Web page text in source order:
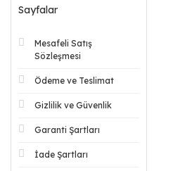
Sayfalar
Mesafeli Satış
Sözleşmesi
Ödeme ve Teslimat
Gizlilik ve Güvenlik
Garanti Şartları
İade Şartları